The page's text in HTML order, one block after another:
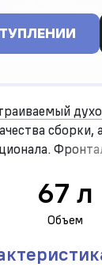
сборки,
67 л
Объем